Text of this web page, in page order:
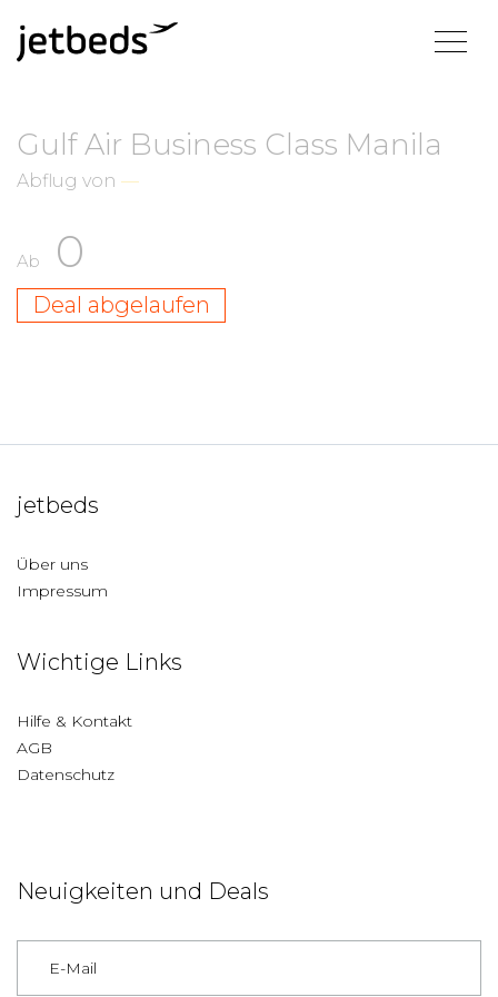
Gulf Air Business Class Manila
Abflug von —
Ab 0
Deal abgelaufen
jetbeds
Über uns
Impressum
Wichtige Links
Hilfe & Kontakt
AGB
Datenschutz
Neuigkeiten und Deals